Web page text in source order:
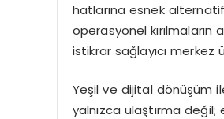
hatlarına esnek
operasyonel kırılmaların
istikrar sağlayıcı merkez
Yeşil ve dijital dönüşüm
yalnızca ulaştırma